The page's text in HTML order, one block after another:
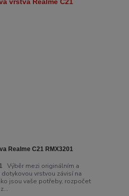
Realme C21 RMX3201
Výběr mezi originálním a
vrstvou závisí na
jsou vaše potřeby, rozpočet